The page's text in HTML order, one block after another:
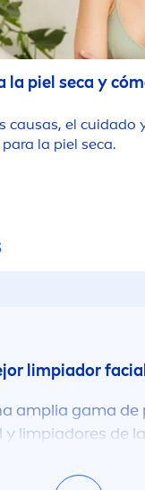
la piel seca y
causas, el cuidado
la piel seca.
limpiador
amplia gama de
y limpiadores de
de nuestros